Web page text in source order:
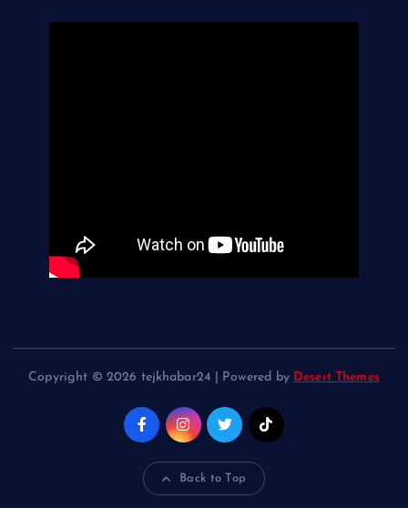
Copyright © 2026 tejkhabar24 | Powered by Desert Themes
Back to Top